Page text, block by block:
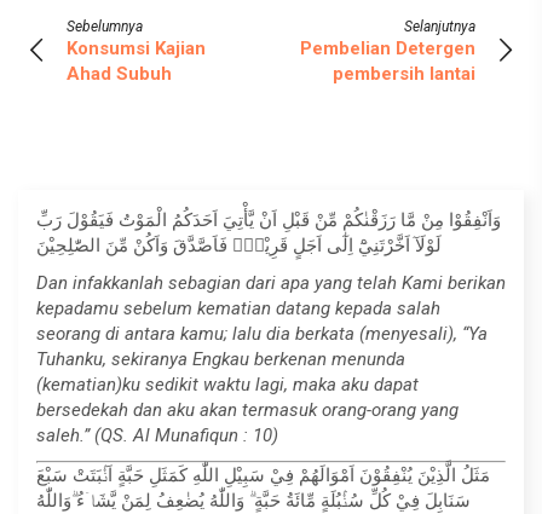
Sebelumnya
Konsumsi Kajian
Ahad Subuh
Selanjutnya
Pembelian Detergen
pembersih lantai
وَاَنْفِقُوْا مِنْ مَّا رَزَقْنٰكُمْ مِّنْ قَبْلِ اَنْ يَّأْتِيَ اَحَدَكُمُ الْمَوْتُ فَيَقُوْلَ رَبِّ
لَوْلَآ اَخَّرْتَنِيْٓ اِلٰٓى اَجَلٍ قَرِيْبٍۚ فَاَصَّدَّقَ وَاَكُنْ مِّنَ الصّٰلِحِيْنَ
Dan infakkanlah sebagian dari apa yang telah Kami berikan
kepadamu sebelum kematian datang kepada salah
seorang di antara kamu; lalu dia berkata (menyesali), “Ya
Tuhanku, sekiranya Engkau berkenan menunda
(kematian)ku sedikit waktu lagi, maka aku dapat
bersedekah dan aku akan termasuk orang-orang yang
saleh.” (QS. Al Munafiqun : 10)
مَثَلُ الَّذِيْنَ يُنْفِقُوْنَ اَمْوَالَهُمْ فِيْ سَبِيْلِ اللّٰهِ كَمَثَلِ حَبَّةٍ اَنْۢبَتَتْ سَبْعَ
سَنَابِلَ فِيْ كُلِّ سُنْۢبُلَةٍ مِّائَةُ حَبَّةٍ ۗ وَاللّٰهُ يُضٰعِفُ لِمَنْ يَّشَاۤءُ ۗوَاللّٰهُ